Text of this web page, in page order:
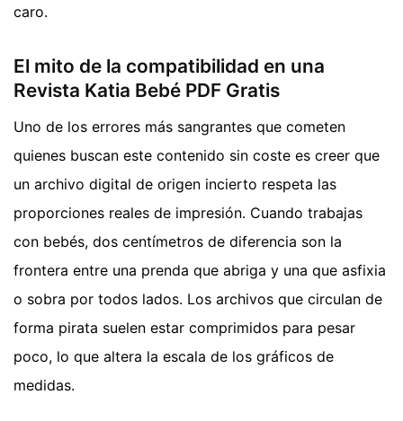
caro.
El mito de la compatibilidad en una
Revista Katia Bebé PDF Gratis
Uno de los errores más sangrantes que cometen
quienes buscan este contenido sin coste es creer que
un archivo digital de origen incierto respeta las
proporciones reales de impresión. Cuando trabajas
con bebés, dos centímetros de diferencia son la
frontera entre una prenda que abriga y una que asfixia
o sobra por todos lados. Los archivos que circulan de
forma pirata suelen estar comprimidos para pesar
poco, lo que altera la escala de los gráficos de
medidas.